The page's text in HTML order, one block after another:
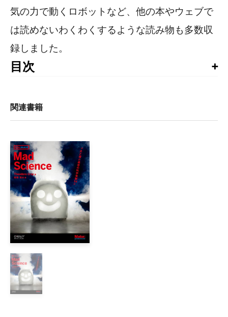
気の力で動くロボットなど、他の本やウェブで
は読めないわくわくするような読み物も多数収
録しました。
目次
ライフハック: 退屈より死を！（ダニー・オブライエン、
Made on Earth
Maker: ハイテク遊牧民として生きる（インタビュー: ステ
エアルームテクノロジー: 沼地に生きる技術（ティム・ア
実践:エレガントなイノベーション（ブルース・スターリン
歴史への裏切り者（コリィ・ドクトロウ）
Calculate This!―百計の所産を見よ!（ロバート・ルーン）
Makerのための究極ツール（ソール・グリフィス）
PROTO: ガレージ・バイオテック
特集「バックヤード・バイオロジー」
崇高な機械
キッチンカウンターDNA研究所
家庭の分子生物学
関連書籍